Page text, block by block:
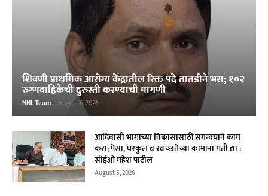
शिवणी प्राथमिक आरोग्य केंद्रातील रिक्त पदे तातडीने भरा; १०२
रुग्णवाहिकेची दुरुस्ती करण्याची मागणी
NNL Team - August 6, 2026
आदिवासी भागाच्या विकासासाठी समन्वयाने काम
करा; पेसा, घरकुल व स्वच्छतेच्या कामांना गती द्या :
सीईओ महेश पाटील
August 5, 2026